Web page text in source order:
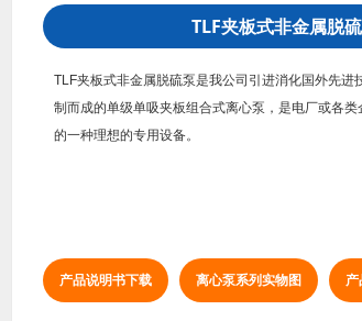
TLF夹板式非金属脱
TLF夹板式非金属脱硫泵是我公司引进消化国外先进
制而成的单级单吸夹板组合式离心泵，是电厂或各
的一种理想的专用设备。
产品说明书下载 离心泵系列实物图